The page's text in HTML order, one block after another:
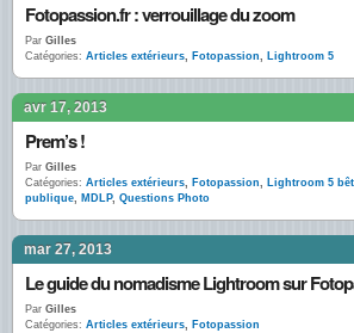
Fotopassion.fr : verrouillage du zoom
Par Gilles
Catégories: Articles extérieurs, Fotopassion, Lightroom 5
avr 17, 2013
Prem’s !
Par Gilles
Catégories: Articles extérieurs, Fotopassion, Lightroom 5
publique, MDLP, Questions Photo
mar 27, 2013
Le guide du nomadisme Lightroom sur
Par Gilles
Catégories: Articles extérieurs, Fotopassion